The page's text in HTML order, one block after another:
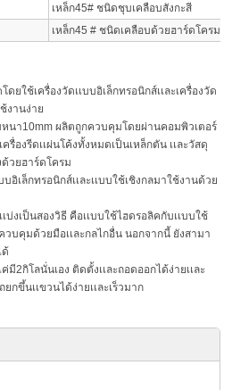
เหล็ก45# ชนิดชุบเคลือบสังกะสี
เหล็ก45 # ชนิดเคลือบด้วยฮาร์ดโครมแ
ยใช้เครื่องวัดเเบบอิเล็กทรอนิกส์เเละเครื่องวัด
ช้งานง่าย
นา10mm ผลิตถูกควบคุมโดยผ่านคอมพิวเตอร์
ครื่องรีดเเผ่นโค้งทั้งหมดเป็นเหล็กตัน เเละวัสดุ
ด้วยฮาร์ดโครม
อิเล็กทรอนิกส์เเละเเบบใช้เชิงกลมาใช้งานด้วย
บ่งเป็นสองวิธี คือเเบบใช้ไฮดรอลิคกับเเบบใช้
บคุมด้วยมือเเละกลไกอื่น นอกจากนี้ ยังสามา
2กิโลนั่นเอง ติดตั้งเเละถอดออกได้ง่ายเเละ
กขึ้นเเขวนได้ง่ายเเละเร็วมาก